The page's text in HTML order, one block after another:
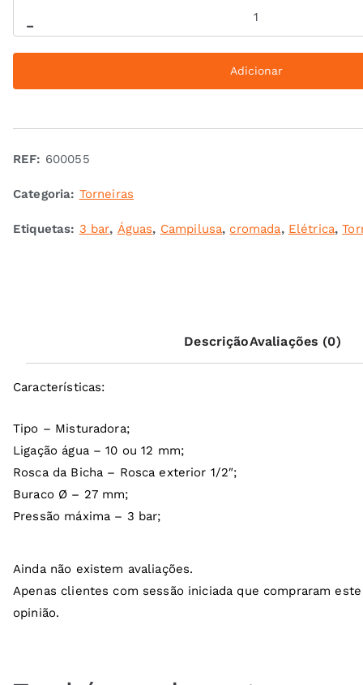
-
de
Torneira
3
Adicionar
REF: 600055
Categoria: Torneiras
Etiquetas: 3 bar, Águas, Campilusa, cromada, Elétrica,
DescriçãoAvaliações (0)
Características:
Tipo – Misturadora;
Ligação água – 10 ou 12 mm;
Rosca da Bicha – Rosca exterior 1/2″;
Buraco Ø – 27 mm;
Pressão máxima – 3 bar;
Ainda não existem avaliações.
Apenas clientes com sessão iniciada que compraram
opinião.